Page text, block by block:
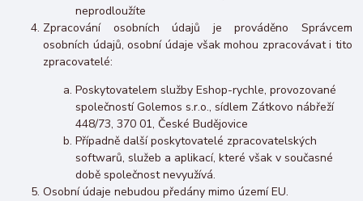
neprodloužíte
Zpracování osobních údajů je prováděno Správcem
osobních údajů, osobní údaje však mohou zpracovávat i tito
zpracovatelé:
Poskytovatelem služby Eshop-rychle, provozované
společností Golemos s.r.o., sídlem Zátkovo nábřeží
448/73, 370 01, České Budějovice
Případně další poskytovatelé zpracovatelských
softwarů, služeb a aplikací, které však v současné
době společnost nevyužívá.
Osobní údaje nebudou předány mimo území EU.